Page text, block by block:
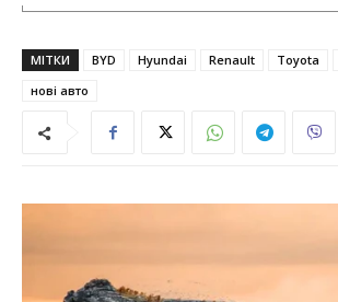
МІТКИ BYD Hyundai Renault Toyota
нові авто